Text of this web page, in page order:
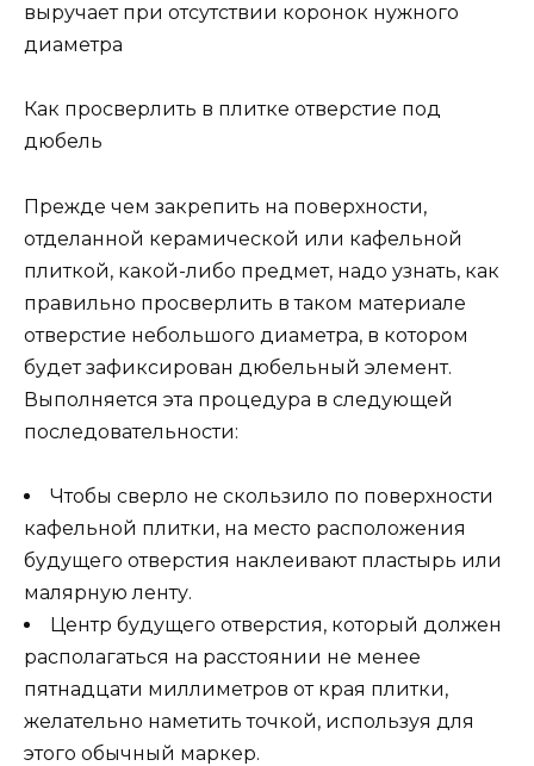
выручает при отсутствии коронок нужного
диаметра
Как просверлить в плитке отверстие под
дюбель
Прежде чем закрепить на поверхности,
отделанной керамической или кафельной
плиткой, какой-либо предмет, надо узнать, как
правильно просверлить в таком материале
отверстие небольшого диаметра, в котором
будет зафиксирован дюбельный элемент.
Выполняется эта процедура в следующей
последовательности:
Чтобы сверло не скользило по поверхности
кафельной плитки, на место расположения
будущего отверстия наклеивают пластырь или
малярную ленту.
Центр будущего отверстия, который должен
располагаться на расстоянии не менее
пятнадцати миллиметров от края плитки,
желательно наметить точкой, используя для
этого обычный маркер.